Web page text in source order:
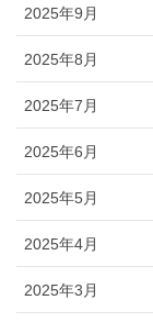
2025年9月
2025年8月
2025年7月
2025年6月
2025年5月
2025年4月
2025年3月